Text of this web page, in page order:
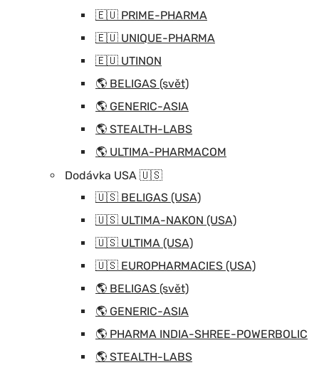
🇪🇺 PRIME-PHARMA
🇪🇺 UNIQUE-PHARMA
🇪🇺 UTINON
🌎 BELIGAS (svět)
🌎 GENERIC-ASIA
🌎 STEALTH-LABS
🌎 ULTIMA-PHARMACOM
Dodávka USA 🇺🇸
🇺🇸 BELIGAS (USA)
🇺🇸 ULTIMA-NAKON (USA)
🇺🇸 ULTIMA (USA)
🇺🇸 EUROPHARMACIES (USA)
🌎 BELIGAS (svět)
🌎 GENERIC-ASIA
🌎 PHARMA INDIA-SHREE-POWERBOLIC
🌎 STEALTH-LABS